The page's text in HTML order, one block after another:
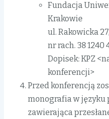
Fundacja
Krakowie
ul. Rakowicka
nr rach. 38 1240
Dopisek: KPZ
konferencji>
Przed konferencją
monografia w
zawierająca